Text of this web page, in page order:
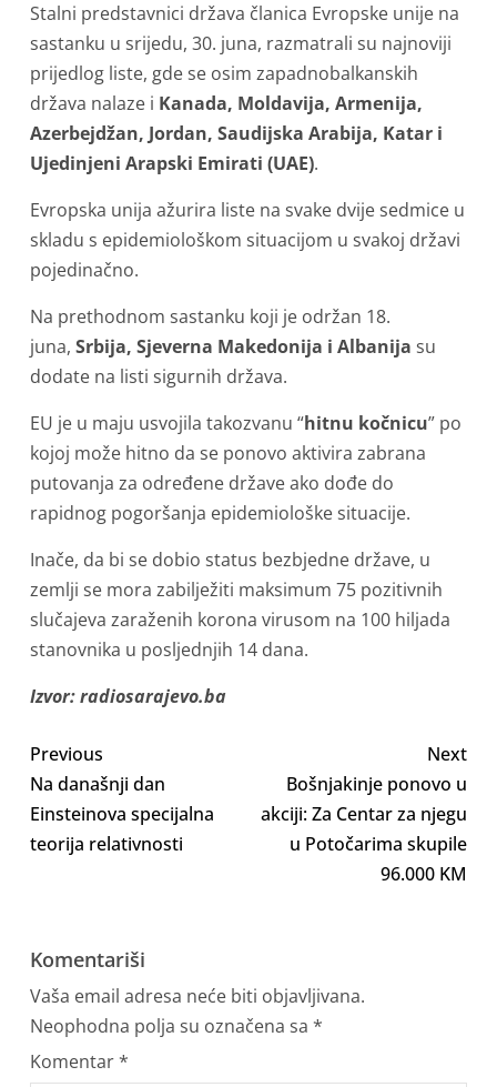
Stalni predstavnici država članica Evropske unije na
sastanku u srijedu, 30. juna, razmatrali su najnoviji
prijedlog liste, gde se osim zapadnobalkanskih
država nalaze i Kanada, Moldavija, Armenija,
Azerbejdžan, Jordan, Saudijska Arabija, Katar i
Ujedinjeni Arapski Emirati (UAE).
Evropska unija ažurira liste na svake dvije sedmice u
skladu s epidemiološkom situacijom u svakoj državi
pojedinačno.
Na prethodnom sastanku koji je održan 18.
juna, Srbija, Sjeverna Makedonija i Albanija su
dodate na listi sigurnih država.
EU je u maju usvojila takozvanu “hitnu kočnicu” po
kojoj može hitno da se ponovo aktivira zabrana
putovanja za određene države ako dođe do
rapidnog pogoršanja epidemiološke situacije.
Inače, da bi se dobio status bezbjedne države, u
zemlji se mora zabilježiti maksimum 75 pozitivnih
slučajeva zaraženih korona virusom na 100 hiljada
stanovnika u posljednjih 14 dana.
Izvor: radiosarajevo.ba
Previous
Na današnji dan
Einsteinova specijalna
teorija relativnosti
Next
Bošnjakinje ponovo u
akciji: Za Centar za njegu
u Potočarima skupile
96.000 KM
Komentariši
Vaša email adresa neće biti objavljivana.
Neophodna polja su označena sa *
Komentar*